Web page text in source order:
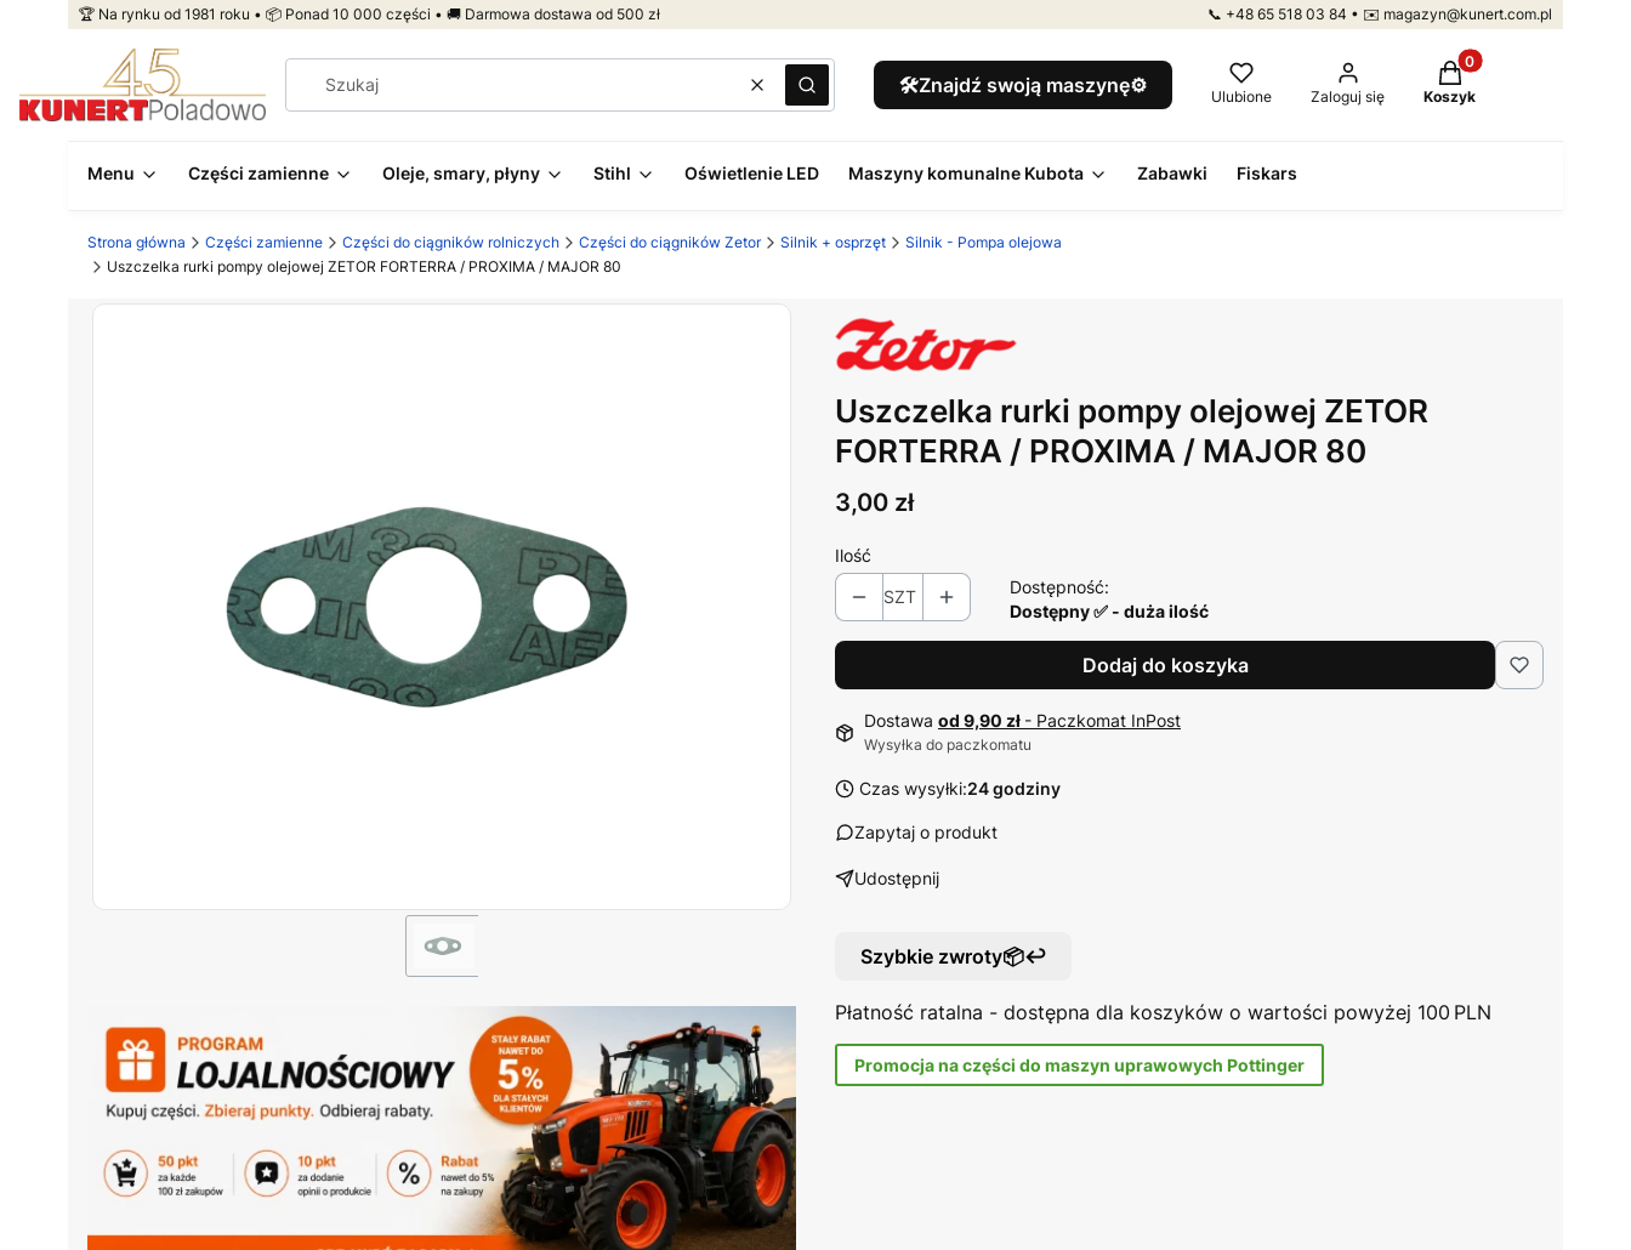
🏆 Na rynku od 1981 roku • 📦 Ponad 10 000 części • 🚚 Darmowa dostawa od 500 zł 📞 +48 65 518 03 84 • ✉️ magazyn@kunert.com.pl
WyczyśćSzukaj 🛠️Znajdź swoją maszynę⚙️ Ulubione Zaloguj się
Produkty w koszyku:
Koszyk
Menu Części zamienne Oleje, smary, płyny Stihl Oświetlenie LED Maszyny komunalne Kubota Zabawki Fiskars
Strona główna Części zamienne Części do ciągników rolniczych Części do ciągników Zetor Silnik + osprzęt
Silnik - Pompa olejowa
Uszczelka rurki pompy olejowej ZETOR FORTERRA / PROXIMA / MAJOR 80
Uszczelka rurki pompy olejowej ZETOR
FORTERRA / PROXIMA / MAJOR 80
Cena
3,00 zł
Ilość
SZT
Dostępność:
Dostępny ✅ - duża ilość
Dodaj do koszyka
Dostawa od 9,90 zł - Paczkomat InPost
Wysyłka do paczkomatu
Czas wysyłki:24 godziny
Zapytaj o produkt
Udostępnij
Szybkie zwroty📦↩️
Płatność ratalna - dostępna dla koszyków o wartości powyżej 100 PLN
Promocja na części do maszyn uprawowych Pottinger